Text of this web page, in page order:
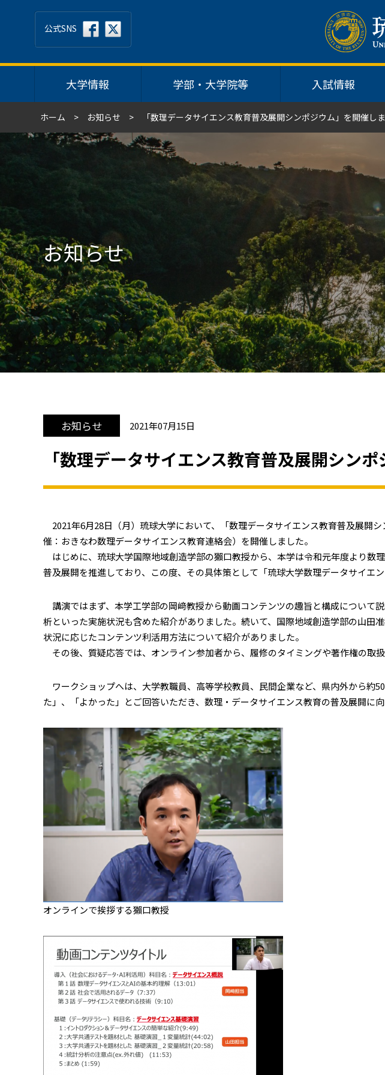
大学情報 学部・大学院等 入試情報
公式SNS
ホーム お知らせ 「数理データサイエンス教育普及展開シンポジウム」を開催し
お知らせ
お知らせ 2021年07月15日
「数理データサイエンス教育普及展開シン
2021年6月28日（月）琉球大学において、「数理データサイエンス教育普及展
催：おきなわ数理データサイエンス教育連絡会）を開催しました。
はじめに、琉球大学国際地域創造学部の獺口教授から、本学は令和元年度より数
普及展開を推進しており、この度、その具体策として「琉球大学数理データサイエ
講演ではまず、本学工学部の岡﨑教授から動画コンテンツの趣旨と構成について
析といった実施状況も含めた紹介がありました。続いて、国際地域創造学部の山
状況に応じたコンテンツ利活用方法について紹介がありました。
その後、質疑応答では、オンライン参加者から、履修のタイミングや著作権の取
ワークショップへは、大学教職員、高等学校教員、民間企業など、県内外から約
た」、「よかった」とご回答いただき、数理・データサイエンス教育の普及展開に
オンラインで挨拶する獺口教授